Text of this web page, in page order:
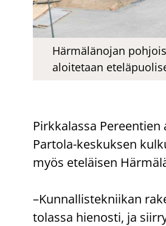
Härmälänojan
aloitetaan
Pirk­ka­las­sa
Partola-​keskuksen
myös ete­läi­sen
–Kun­nal­lis­tek­nii­kan
to­las­sa hie­nos­ti, ja